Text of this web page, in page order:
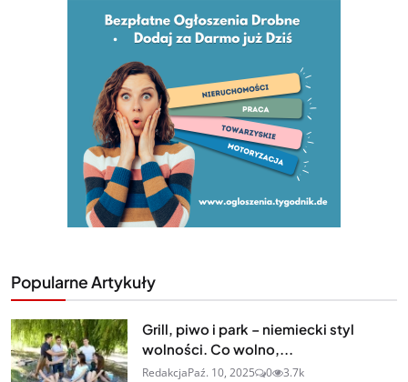
Popularne Artykuły
Grill, piwo i park – niemiecki styl
wolności. Co wolno,...
RedakcjaPaź. 10, 2025 0 3.7k